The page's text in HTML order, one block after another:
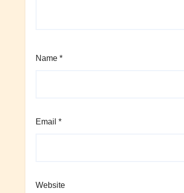
Name *
Email *
Website